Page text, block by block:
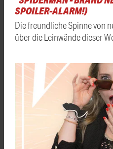
SPOILER-ALARM!)
Die freundliche Spinne von
über die Leinwände dieser